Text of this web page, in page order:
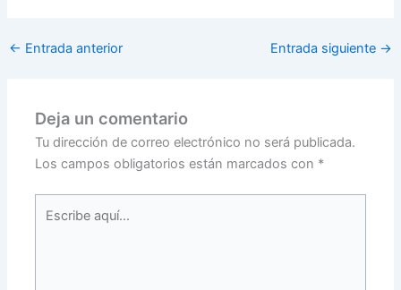
← Entrada anterior Entrada siguiente →
Deja un comentario
Tu dirección de correo electrónico no será publicada.
Los campos obligatorios están marcados con *
aquí...